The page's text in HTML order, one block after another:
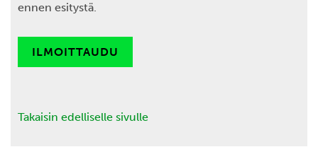
ennen esitystä.
ILMOITTAUDU
Takaisin edelliselle sivulle